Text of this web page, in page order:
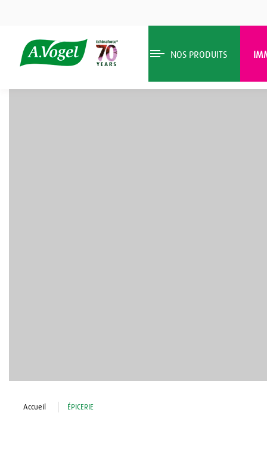
NOS PRODUITS
Accueil ÉPICERIE